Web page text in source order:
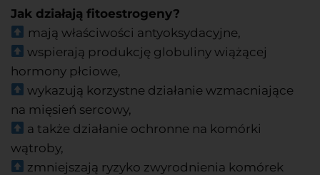
Jak działają fitoestrogeny?
mają właściwości antyoksydacyjne,
wspierają produkcję globuliny wiążącej
hormony płciowe,
wykazują korzystne działanie wzmacniające
na mięsień sercowy,
a także działanie ochronne na komórki
wątroby,
zmniejszają ryzyko zwyrodnienia komórek